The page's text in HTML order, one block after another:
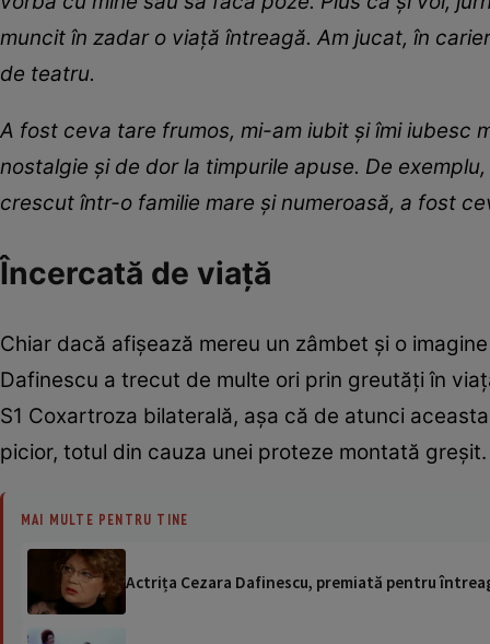
muncit în zadar o viață întreagă. Am jucat, în
de teatru.
A fost ceva tare frumos, mi-am iubit și îmi iubesc
nostalgie și de dor la timpurile apuse. De
crescut într-o familie mare și numeroasă, a fost
Încercată de viață
Chiar dacă afișează mereu un zâmbet și o
Dafinescu a trecut de multe ori prin greutăți în
S1 Coxartroza bilaterală, așa că de atunci
picior, totul din cauza unei proteze montată greșit.
MAI MULTE PENTRU TINE
Actrița Cezara Dafinescu, premiată pentru